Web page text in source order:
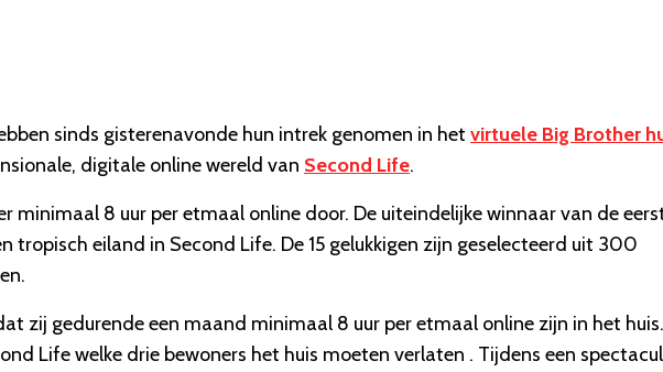
sinds gisterenavonde hun intrek genomen in het virtuele Big Brother
digitale online wereld van Second Life.
minimaal 8 uur per etmaal online door. De uiteindelijke winnaar van de
eiland in Second Life. De 15 gelukkigen zijn geselecteerd uit 300
zij gedurende een maand minimaal 8 uur per etmaal online zijn in het huis.
Life welke drie bewoners het huis moeten verlaten . Tijdens een